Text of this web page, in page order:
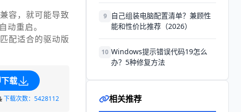
容，就可能导致
动重启。
配适合的驱动版
载
下载次数：5428112
9
自己组装电脑配置清单？兼顾性
能和性价比推荐（2026）
10 Windows提示错误代码19怎么
办？5种修复方法
相关推荐